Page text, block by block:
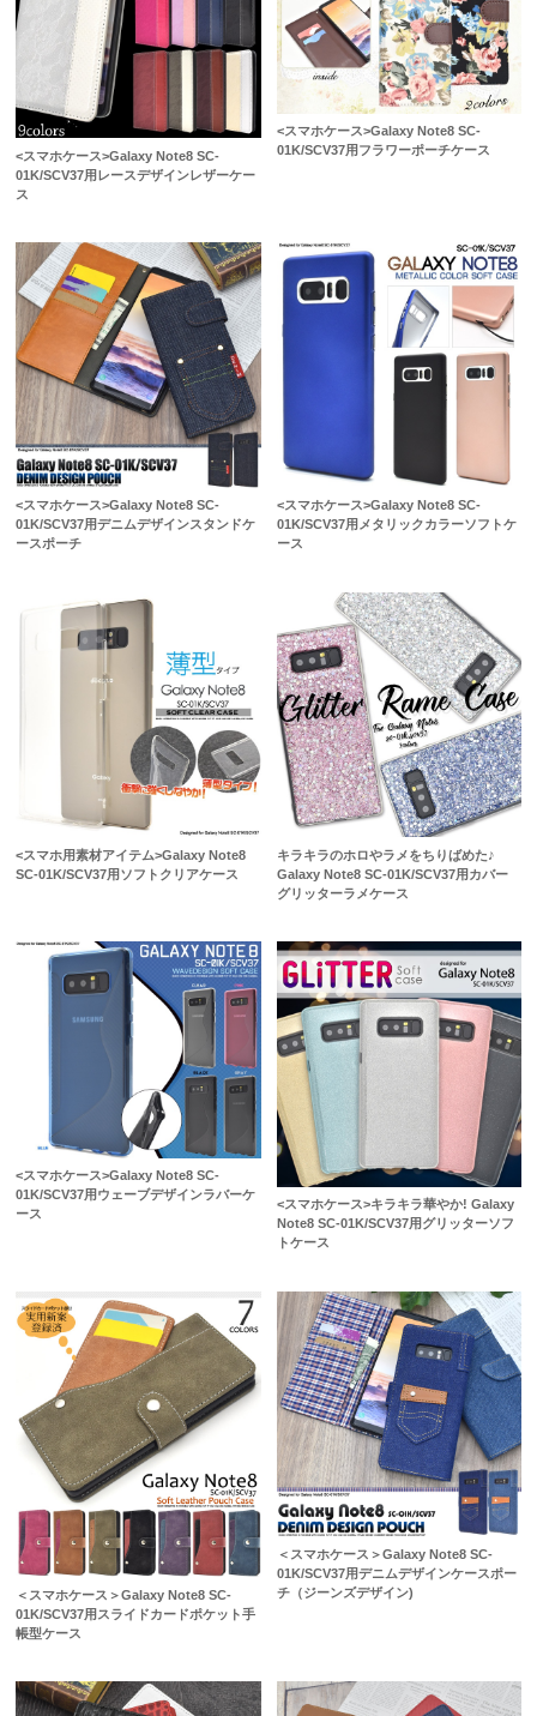
<スマホケース>Galaxy Note8 SC-
01K/SCV37用レースデザインレザーケー
ス
<スマホケース>Galaxy Note8 SC-
01K/SCV37用フラワーポーチケース
<スマホケース>Galaxy Note8 SC-
01K/SCV37用デニムデザインスタンドケ
ースポーチ
<スマホケース>Galaxy Note8 SC-
01K/SCV37用メタリックカラーソフトケ
ース
<スマホ用素材アイテム>Galaxy Note8
SC-01K/SCV37用ソフトクリアケース
キラキラのホロやラメをちりばめた♪
Galaxy Note8 SC-01K/SCV37用カバー
グリッターラメケース
<スマホケース>Galaxy Note8 SC-
01K/SCV37用ウェーブデザインラバーケ
ース
<スマホケース>キラキラ華やか! Galaxy
Note8 SC-01K/SCV37用グリッターソフ
トケース
＜スマホケース＞Galaxy Note8 SC-
01K/SCV37用スライドカードポケット手
帳型ケース
＜スマホケース＞Galaxy Note8 SC-
01K/SCV37用デニムデザインケースポー
チ（ジーンズデザイン)